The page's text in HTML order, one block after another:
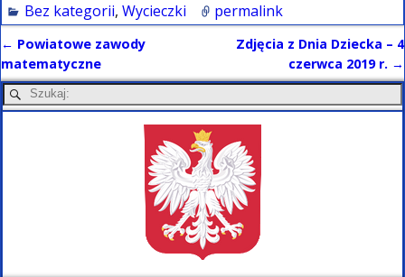
Bez kategorii, Wycieczki permalink
Nawigacja
← Powiatowe zawody
matematyczne
Zdjęcia z Dnia Dziecka – 4
czerwca 2019 r. →